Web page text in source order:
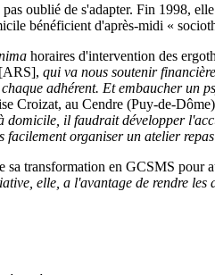
oublié de s'adapter. Fin 1998,
bénéficient d'après-midi «
horaires d'intervention des
qui va nous soutenir
adhérent. Et embaucher un
Croizat, au Cendre (Puy-de-
domicile, il faudrait développer
facilement organiser un atelier
sa transformation en GCSMS pour
elle, a l'avantage de rendre les